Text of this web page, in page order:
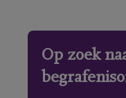
Op zoek